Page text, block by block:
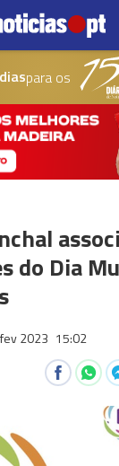
para os
do Dia
2023 15:02